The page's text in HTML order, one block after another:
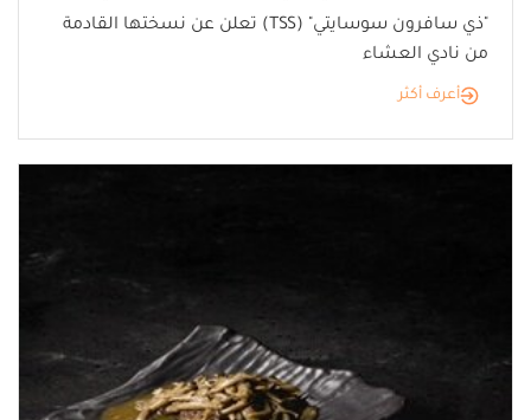
"ذي سافرون سوسايتي" (TSS) تعلن عن نسختها القادمة
من نادي العشاء
أعرف أكثر